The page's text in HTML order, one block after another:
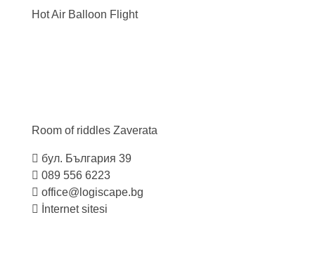
Hot Air Balloon Flight
Room of riddles Zaverata
бул. България 39
089 556 6223
office@logiscape.bg
İnternet sitesi